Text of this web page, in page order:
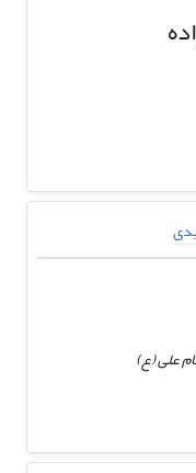
علی (ع)